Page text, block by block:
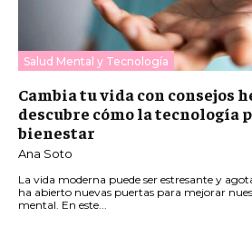
Salud Mental y Tecnología
Cambia tu vida con consejos
descubre cómo la tecnología
bienestar
Ana Soto
La vida moderna puede ser estresante y
ha abierto nuevas puertas para mejorar
mental. En este...